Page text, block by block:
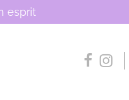
esprit